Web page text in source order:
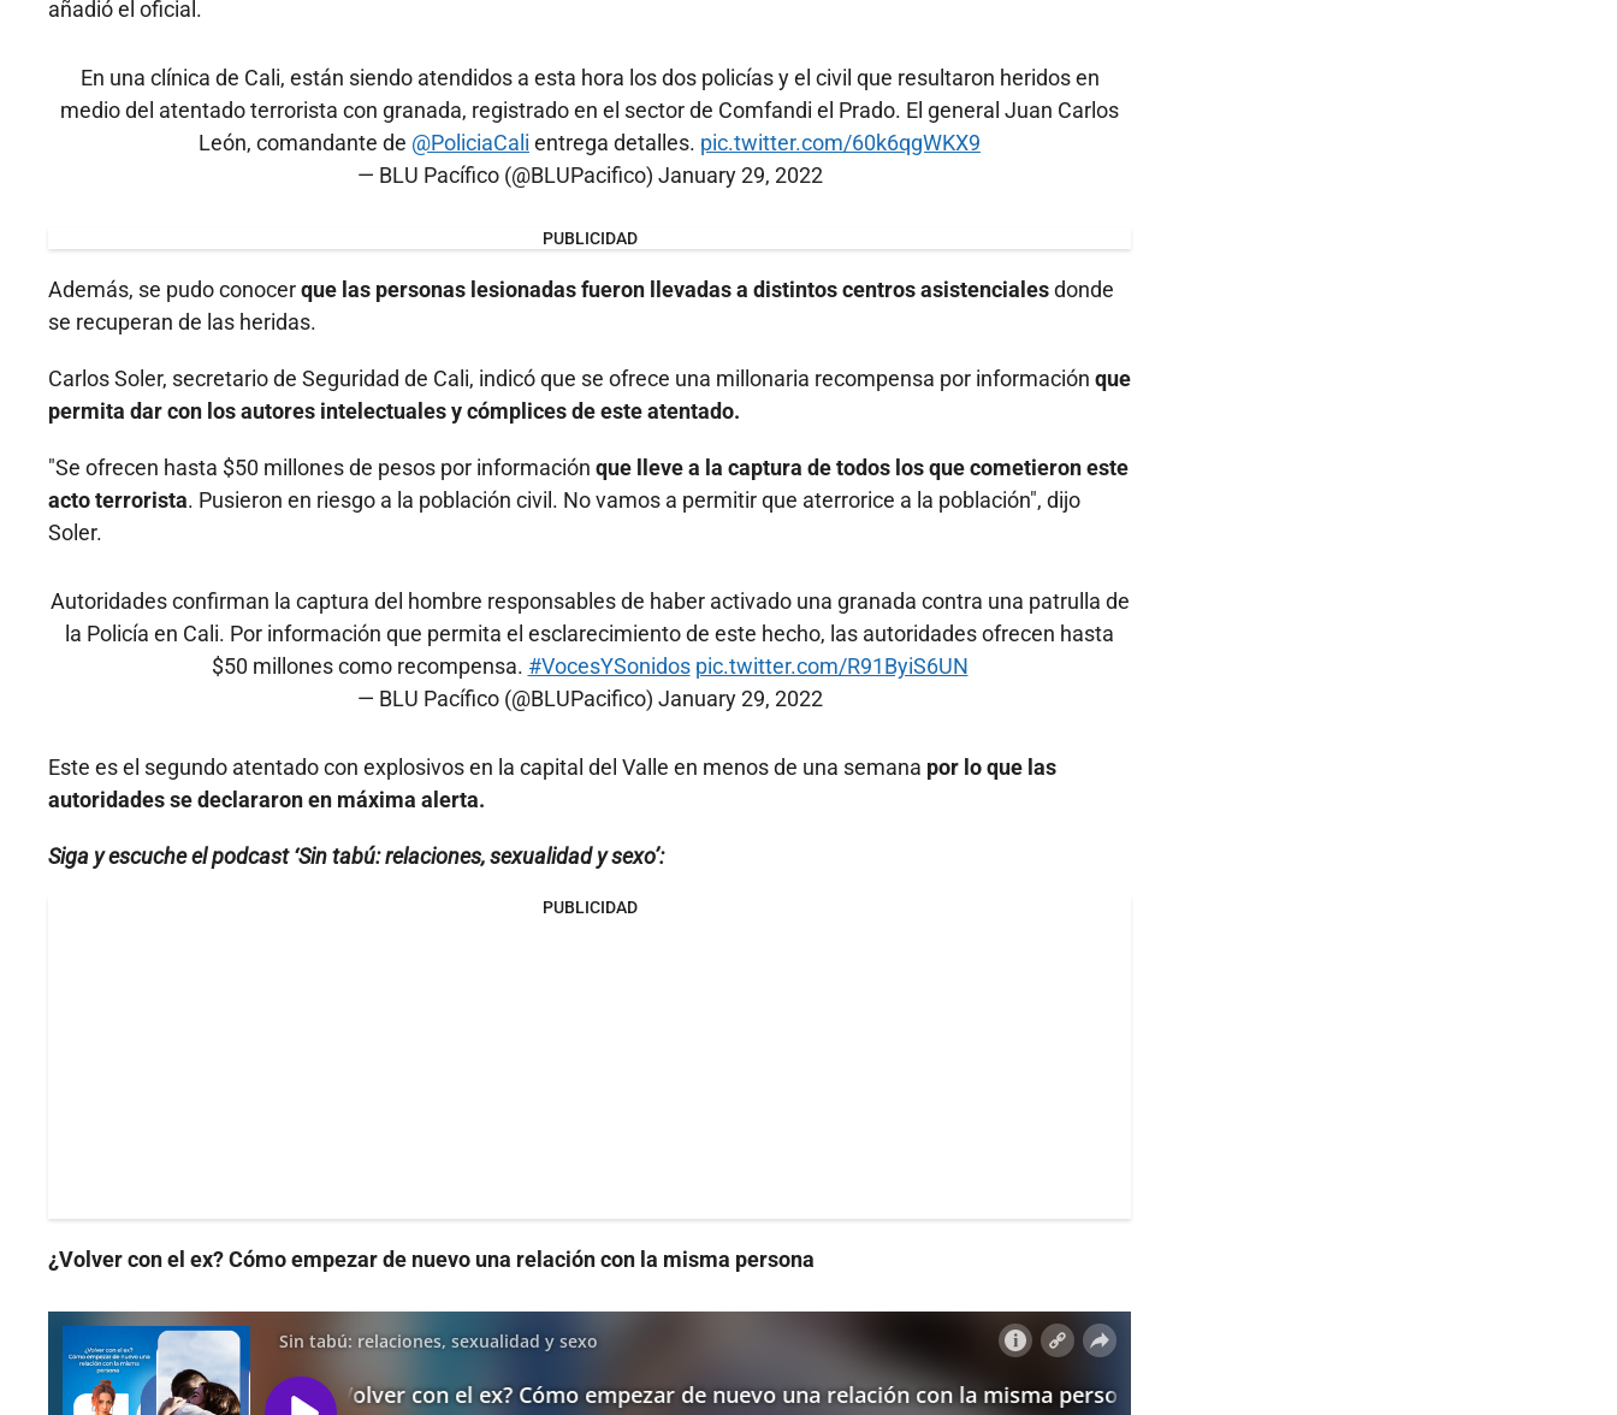
añadió el oficial.
En una clínica de Cali, están siendo atendidos a esta hora los dos policías y el civil que resultaron heridos en
medio del atentado terrorista con granada, registrado en el sector de Comfandi el Prado. El general Juan Carlos
León, comandante de @PoliciaCali entrega detalles. pic.twitter.com/60k6qgWKX9
— BLU Pacífico (@BLUPacifico) January 29, 2022
PUBLICIDAD
Además, se pudo conocerque las personas lesionadas fueron llevadas a distintos centros asistencialesdonde
se recuperan de las heridas.
Carlos Soler, secretario de Seguridad de Cali, indicó que se ofrece una millonaria recompensa por información que
permita dar con los autores intelectuales y cómplices de este atentado.
"Se ofrecen hasta $50 millones de pesos por información que lleve a la captura de todos los que cometieron este
acto terrorista. Pusieron en riesgo a la población civil. No vamos a permitir que aterrorice a la población", dijo
Soler.
Autoridades confirman la captura del hombre responsables de haber activado una granada contra una patrulla de
la Policía en Cali. Por información que permita el esclarecimiento de este hecho, las autoridades ofrecen hasta
$50 millones como recompensa. #VocesYSonidos pic.twitter.com/R91ByiS6UN
— BLU Pacífico (@BLUPacifico) January 29, 2022
Este es el segundo atentado con explosivos en la capital del Valle en menos de una semana por lo que las
autoridades se declararon en máxima alerta.
Siga y escuche el podcast ‘Sin tabú: relaciones, sexualidad y sexo’:
PUBLICIDAD
¿Volver con el ex? Cómo empezar de nuevo una relación con la misma persona